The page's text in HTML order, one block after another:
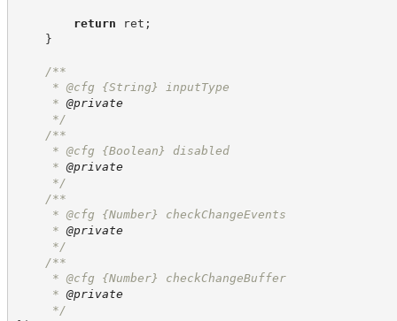
return ret ;
}
/**
* @cfg {String}
inputType
* @private
*/
/**
* @cfg {Boolean}
disabled
* @private
*/
/**
* @cfg {Number}
checkChangeEvents
* @private
*/
/**
* @cfg {Number}
checkChangeBuffer
* @private
*/